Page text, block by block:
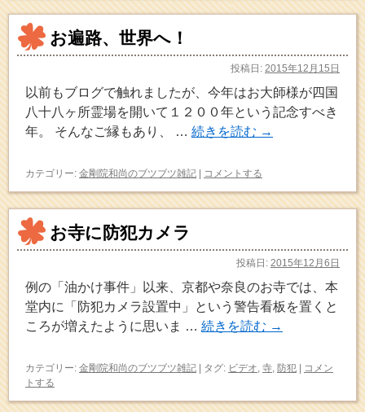
お遍路、世界へ！
投稿日: 2015年12月15日
以前もブログで触れましたが、今年はお大師様が四国
八十八ヶ所霊場を開いて１２００年という記念すべき
年。 そんなご縁もあり、 … 続きを読む →
カテゴリー: 金剛院和尚のブツブツ雑記 | コメントする
お寺に防犯カメラ
投稿日: 2015年12月6日
例の「油かけ事件」以来、京都や奈良のお寺では、本
堂内に「防犯カメラ設置中」という警告看板を置くと
ころが増えたように思いま … 続きを読む →
カテゴリー: 金剛院和尚のブツブツ雑記 | タグ: ビデオ 寺 防犯 | コメン
トする